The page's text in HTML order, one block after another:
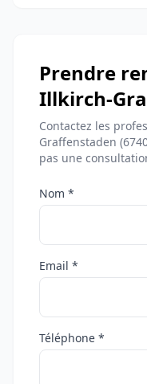
Prendre
Illkirch-
Contactez les
Graffenstaden
pas une
Nom *
Email *
Téléphone *